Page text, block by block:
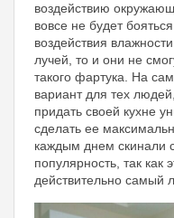
воздействию
вовсе не будет
воздействия
лучей, то и они не
такого фартука. На
вариант для тех
придать своей кухне
сделать ее
каждым днем скинали
популярность, так как
действительно самый